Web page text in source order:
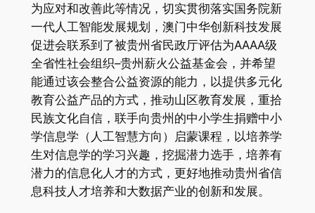
为应对和改善此等情况，切实贯彻落实国务院新
一代人工智能发展规划，澳门中华创新科技发展
促进会联系到了被贵州省民政厅评估为AAAA级
全省性社会组织–贵州薪火公益基金会，并希望
能通过该会整合公益资源的能力，以提供多元化
教育公益产品的方式，推动山区教育发展，重拾
民族文化自信，联手向贵州的中小学生捐赠中小
学信息学（人工智慧方向）启蒙课程，以培养学
生对信息学的学习兴趣，挖掘潜力选手，培养有
潜力的信息化人才的方式，更好地推动贵州省信
息科技人才培养和大数据产业的创新和发展。